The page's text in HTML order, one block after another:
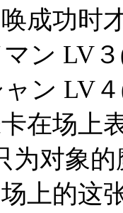
成功时
ン LV
ン LV
在场上
为对象
上的这